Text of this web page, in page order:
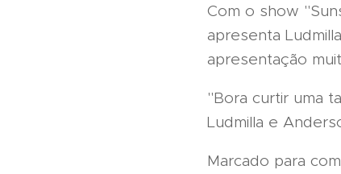
Com o show
apresenta
apresentação
"Bora curtir uma
Ludmilla e
Marcado para